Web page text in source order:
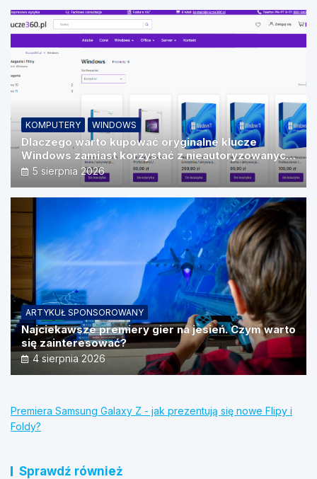
KOMPUTERY WINDOWS
Dlaczego warto kupować oryginalne klucze
Windows zamiast korzystać z nieautoryzowanych
źródeł?
5 sierpnia 2026
ARTYKUŁ SPONSOROWANY
Najciekawsze premiery gier na jesień. Czym warto
się zainteresować?
4 sierpnia 2026
Premiera Samsung Galaxy Z - jak prezentują się nowe Flipy i
Foldy?
Sprawdź również